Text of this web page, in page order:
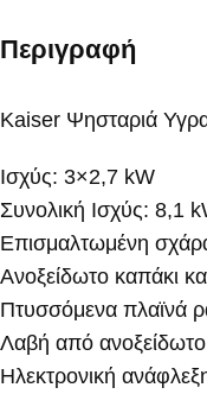
Περιγραφή
Kaiser Ψησταριά
Ισχύς: 3×2,7 kW
Συνολική Ισχύς: 8,1
Επισμαλτωμένη
Ανοξείδωτο καπάκι
Πτυσσόμενα πλαϊνά
Λαβή από ανοξείδωτο
Ηλεκτρονική